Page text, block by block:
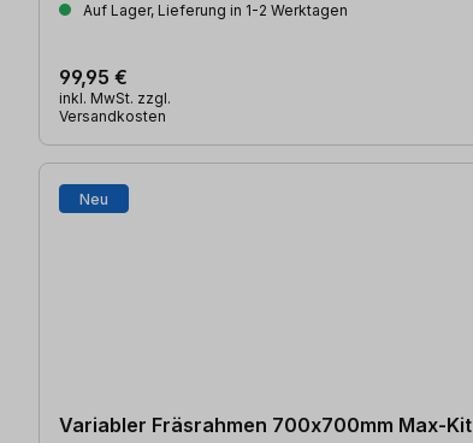
Auf Lager, Lieferung in 1-2 Werktagen
99,95 €
inkl. MwSt. zzgl.
Versandkosten
Neu
Variabler Fräsrahmen 700x700mm Max-Kit